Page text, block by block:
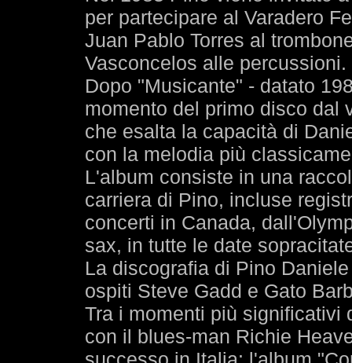
per partecipare al Varadero
Juan Pablo Torres al
Vasconcelos alle percussioni.
Dopo "Musicante" - datato
momento del primo disco dal
che esalta la capacità di
con la melodia più
L'album consiste in una
carriera di Pino, incluse
concerti in Canada,
sax, in tutte le date
La discografia di Pino
ospiti Steve Gadd e Gato
Tra i momenti più significativi
con il blues-man Richie